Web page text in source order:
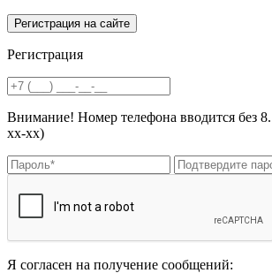
Регистрация
Внимание! Номер телефона вводится без
хх-хх)
Я согласен на получение сообщений: